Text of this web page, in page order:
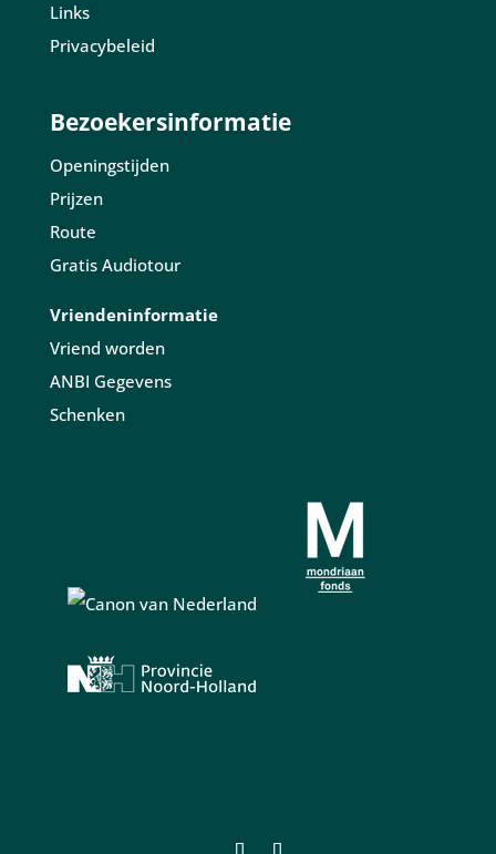
Links
Privacybeleid
Bezoekersinformatie
Openingstijden
Prijzen
Route
Gratis Audiotour
Vriendeninformatie
Vriend worden
ANBI Gegevens
Schenken